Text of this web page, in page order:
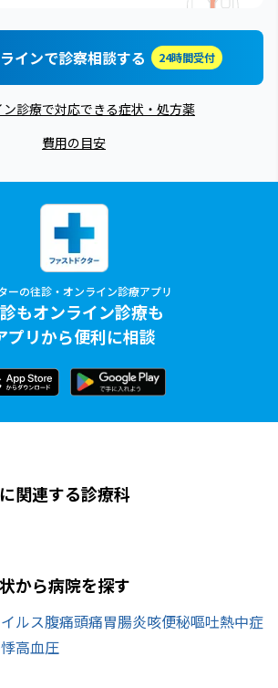
インで診察相談する 24時間受付
ン診療で対応できる症状・処方薬
費用の目安
ーの往診・オンライン診療アプリ
もオンライン診療も
プリから便利に相談
関連する診療科
から病院を探す
ルス腹痛頭痛胃腸炎咳便秘嘔吐熱中症
高血圧